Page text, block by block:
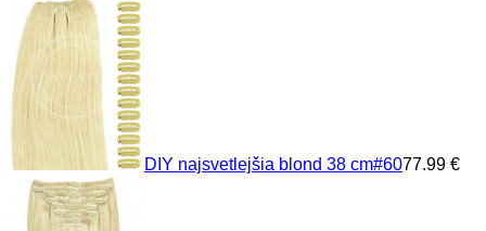
DIY najsvetlejšia blond 38 cm#6077.99 €